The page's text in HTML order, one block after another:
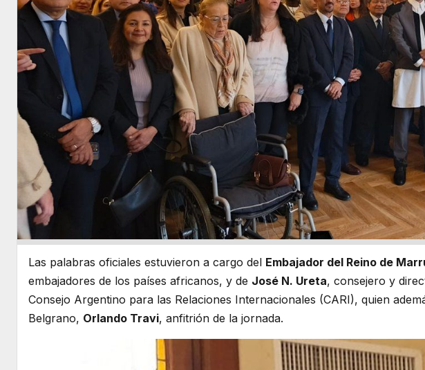
Las palabras oficiales estuvieron a cargo del Embajador del Reino de
embajadores de los países africanos, y de José N. Ureta, consejero y
Consejo Argentino para las Relaciones Internacionales (CARI), quien
Belgrano, Orlando Travi, anfitrión de la jornada.